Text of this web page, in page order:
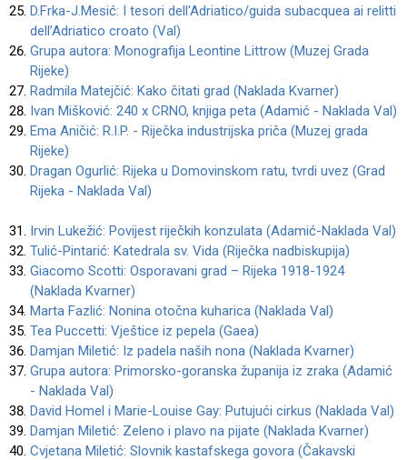
D.Frka-J.Mesić: I tesori dell'Adriatico/guida subacquea ai relitti
dell’Adriatico croato (Val)
Grupa autora: Monografija Leontine Littrow (Muzej Grada
Rijeke)
Radmila Matejčić: Kako čitati grad (Naklada Kvarner)
Ivan Mišković: 240 x CRNO, knjiga peta (Adamić - Naklada Val)
Ema Aničić: R.I.P. - Riječka industrijska priča (Muzej grada
Rijeke)
Dragan Ogurlić: Rijeka u Domovinskom ratu, tvrdi uvez (Grad
Rijeka - Naklada Val)
Irvin Lukežić: Povijest riječkih konzulata (Adamić-Naklada Val)
Tulić-Pintarić: Katedrala sv. Vida (Riječka nadbiskupija)
Giacomo Scotti: Osporavani grad – Rijeka 1918-1924
(Naklada Kvarner)
Marta Fazlić: Nonina otočna kuharica (Naklada Val)
Tea Puccetti: Vještice iz pepela (Gaea)
Damjan Miletić: Iz padela naših nona (Naklada Kvarner)
Grupa autora: Primorsko-goranska županija iz zraka (Adamić
- Naklada Val)
David Homel i Marie-Louise Gay: Putujući cirkus (Naklada Val)
Damjan Miletić: Zeleno i plavo na pijate (Naklada Kvarner)
Cvjetana Miletić: Slovnik kastafskega govora (Čakavski